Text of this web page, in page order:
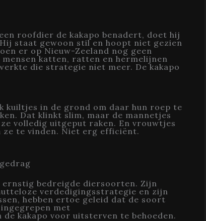
roofdier de kakapo benadert, doet hij
staat gewoon stil en hoopt niet gezien
er op Nieuw-Zeeland nog geen
katten, ratten en hermelijnen
die strategie niet meer. De kakapo
kuiltjes in de grond om daar hun roep te
Dat klinkt slim, maar de mannetjes
volledig uitgeput raken. En vrouwtjes
ze te vinden. Niet erg efficiënt.
ernstig bedreigde diersoorten. Zijn
verdedigingsstrategie en zijn
hebben ertoe geleid dat de soort
met
de kakapo voor uitsterven te behoeden.